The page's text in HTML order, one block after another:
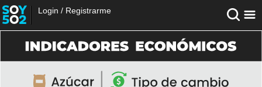
Login / Registrarme